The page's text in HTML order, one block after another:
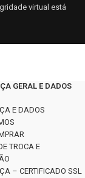
virtual está
GERAL E DADOS
E DADOS
TROCA E
– CERTIFICADO SSL